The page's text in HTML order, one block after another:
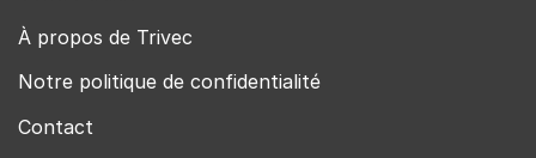
À propos de Trivec
Notre politique de confidentialité
Contact